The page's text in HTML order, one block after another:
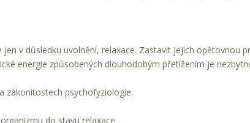
v důsledku uvolnění, relaxace. Zastavit jejich
energie způsobených dlouhodobým přetížením je
zákonitostech psychofyziologie.
do stavu relaxace.